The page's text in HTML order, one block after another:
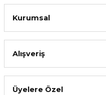
Kurumsal
Alışveriş
Üyelere Özel